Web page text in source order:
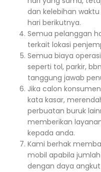
dan kelebihan
hari berikutnya.
Semua pelanggan
terkait lokasi
Semua biaya
seperti tol, parkir,
tanggung jawab
Jika calon
kata kasar,
perbuatan buruk
memberikan
kepada anda.
Kami berhak
mobil apabila
dengan daya